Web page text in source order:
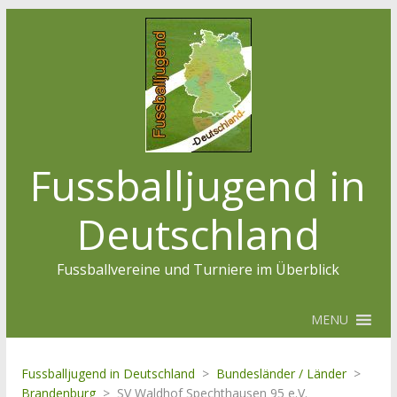
Fussballjugend in
Deutschland
Fussballvereine und Turniere im Überblick
MENU
Fussballjugend in Deutschland > Bundesländer / Länder >
Brandenburg > SV Waldhof Spechthausen 95 e.V.